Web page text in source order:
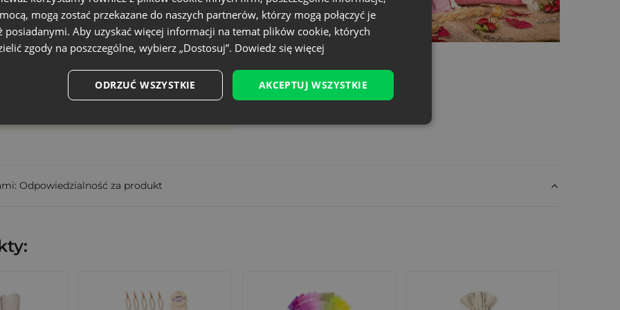
konferencyjny,
bransoletka.
opakowania z charakterem
Twojej marki na tle konkurencji.
Średni
P.LIN-1520-ROZKW-382
5903003402855
rozmiar może różnić +/- 1 cm
Odpowiedzialność za produkt
mogą zostać przekazane do naszych partnerów, którzy mogą połączyć je
posiadanymi. Aby uzyskać więcej informacji na temat plików cookie, których
zgody na poszczególne, wybierz „Dostosuj”. Dowiedz się więcej
AKCEPTUJ WSZYSTKIE
ODRZUĆ WSZYSTKIE